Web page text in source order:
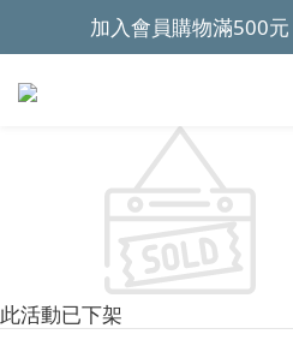
~全館滿499
加入會員購物滿500
~全館滿499
此活動已下架